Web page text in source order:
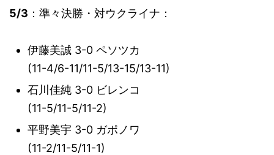
5/3 ：準々決勝・対ウクライナ：
伊藤美誠 3-0 ペソツカ
(11-4/6-11/11-5/13-15/13-11)
石川佳純 3-0 ビレンコ
(11-5/11-5/11-2)
平野美宇 3-0 ガポノワ
(11-2/11-5/11-1)